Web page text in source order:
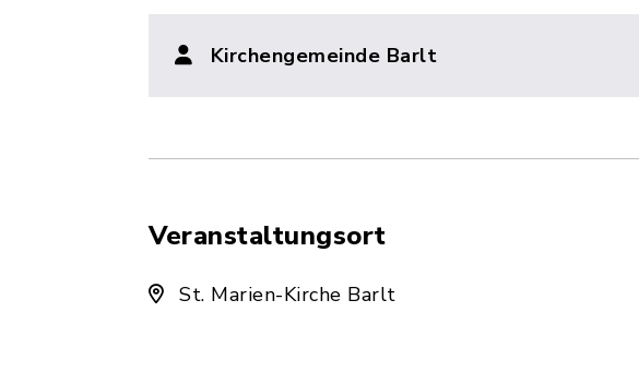
Kirchengemeinde Barlt
Veranstaltungsort
St. Marien-Kirche Barlt